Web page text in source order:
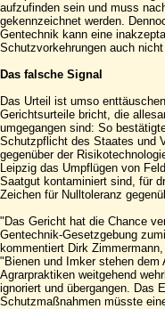
aufzufinden sein und muss
gekennzeichnet werden.
Gentechnik kann eine
Schutzvorkehrungen auch
Das falsche Signal
Das Urteil ist umso
Gerichtsurteile bricht, die
umgegangen sind: So
Schutzpflicht des Staates und
gegenüber der
Leipzig das Umpflügen von
Saatgut kontaminiert sind, für
Zeichen für Nulltoleranz
"Das Gericht hat die Chance
Gentechnik-Gesetzgebung
kommentiert Dirk
"Bienen und Imker stehen dem
Agrarpraktiken weitgehend
ignoriert und übergangen. Das
Schutzmaßnahmen müsste